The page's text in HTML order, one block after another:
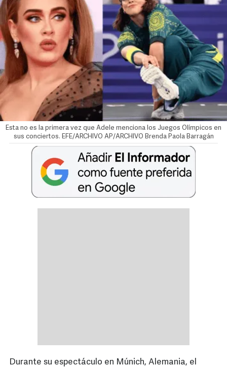
Esta no es la primera vez que Adele menciona los Juegos Olímpicos en
sus conciertos. EFE/ARCHIVO AP/ARCHIVO Brenda Paola Barragán
Durante su espectáculo en Múnich, Alemania, el